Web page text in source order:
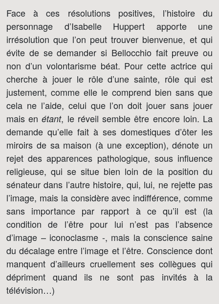
Face à ces résolutions positives, l’histoire du
personnage d’Isabelle Huppert apporte une
irrésolution que l’on peut trouver bienvenue, et qui
évite de se demander si Bellocchio fait preuve ou
non d’un volontarisme béat. Pour cette actrice qui
cherche à jouer le rôle d’une sainte, rôle qui est
justement, comme elle le comprend bien sans que
cela ne l’aide, celui que l’on doit jouer sans jouer
mais enétant, le réveil semble être encore loin. La
demande qu’elle fait à ses domestiques d’ôter les
miroirs de sa maison (à une exception), dénote un
rejet des apparences pathologique, sous influence
religieuse, qui se situe bien loin de la position du
sénateur dans l’autre histoire, qui, lui, ne rejette pas
l’image, mais la considère avec indifférence, comme
sans importance par rapport à ce qu’il est (la
condition de l’être pour lui n’est pas l’absence
d’image – iconoclasme -, mais la conscience saine
du décalage entre l’image et l’être. Conscience dont
manquent d’ailleurs cruellement ses collègues qui
dépriment quand ils ne sont pas invités à la
télévision…)